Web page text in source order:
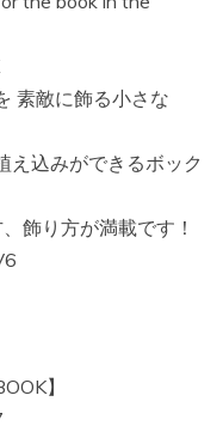
素敵に飾る小さな
え込みができるボック
飾り方が満載です！
】